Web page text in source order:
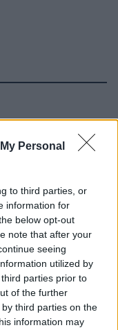
Personal
to third parties, or
information for
below opt-out
note that after your
seeing
utilized by
parties prior to
of the further
third parties on the
information may